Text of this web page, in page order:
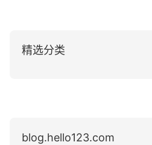
精选分类
blog.hello123.com